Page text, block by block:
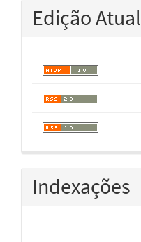
Edição Atual
Indexações